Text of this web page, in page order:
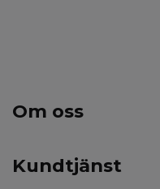
Om oss
Kundtjänst